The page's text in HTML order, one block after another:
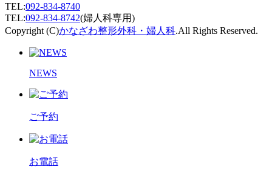
TEL:092-834-8740
TEL:092-834-8742(婦人科専用)
Copyright (C)かなざわ整形外科・婦人科.All Rights Reserved.
NEWS
ご予約
お電話